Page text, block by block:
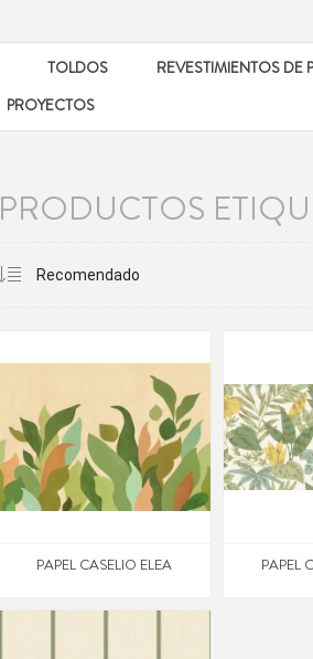
TOLDOS REVESTIMIENTOS DE
PROYECTOS
PRODUCTOS
PAPEL CASELIO ELEA PAPEL